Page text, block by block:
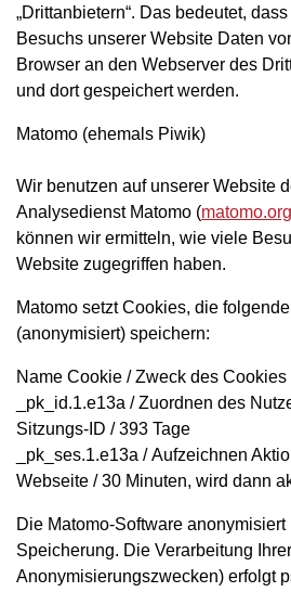
„Drittanbietern“. Das bedeutet,
Besuchs unserer Website Daten
Browser an den Webserver des
und dort gespeichert werden.
Matomo (ehemals Piwik)
Wir benutzen auf unserer Website
Analysedienst Matomo (matomo.org
können wir ermitteln, wie viele
Website zugegriffen haben.
Matomo setzt Cookies, die
(anonymisiert) speichern:
Name Cookie / Zweck des
_pk_id.1.e13a / Zuordnen des
Sitzungs-ID / 393 Tage
_pk_ses.1.e13a / Aufzeichnen
Webseite / 30 Minuten, wird dann
Die Matomo-Software
Speicherung. Die Verarbeitung
Anonymisierungszwecken) erfolgt